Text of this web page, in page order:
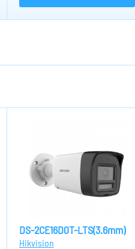
DS-2CE16D0T-LTS(3.6mm)
Hikvision